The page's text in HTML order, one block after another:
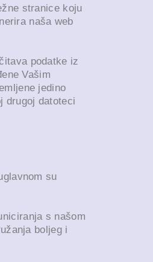
stranice koju
naša web
podatke iz
Vašim
jedino
drugoj datoteci
su
s našom
boljeg i